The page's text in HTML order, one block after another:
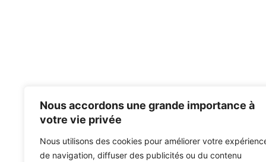
Nous accordons une grande importance à
votre vie privée
Nous utilisons des cookies pour améliorer votre
de navigation, diffuser des publicités ou du contenu